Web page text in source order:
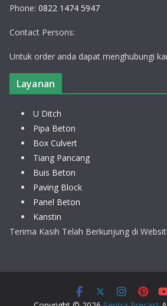
Phone: 0822 1474 5947
Contact Persons:
Untuk order anda dapat menghubungi
Layanan
U Ditch
Pipa Beton
Box Culvert
Tiang Pancang
Buis Beton
Paving Block
Panel Beton
Kanstin
Terima Kasih Telah Berkunjung di